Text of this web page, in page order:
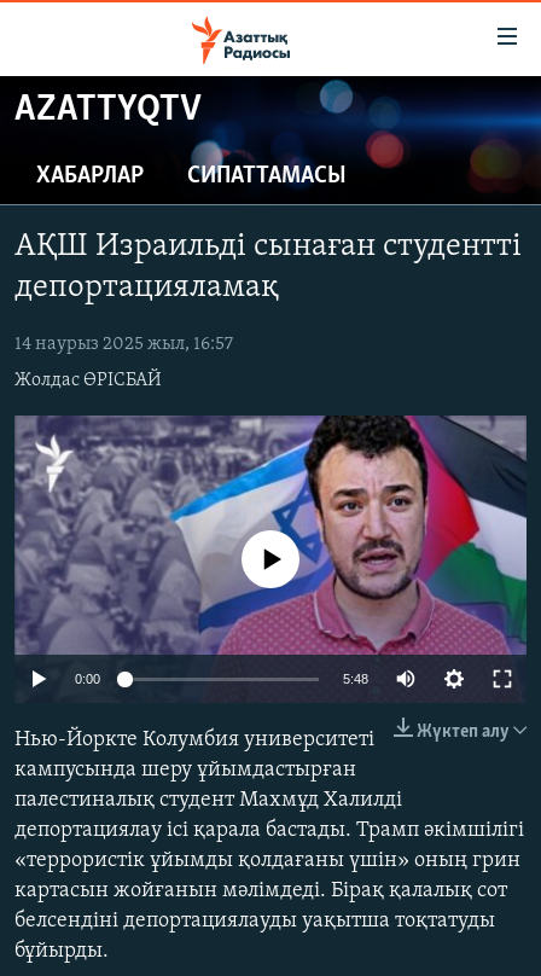
Skip
to
content
to
main
Navigation
Skip
to
ЖАҢАЛЫҚТАР
САЯСАТ
ҚАҢТАР ОҚИҒАСЫ
АДАМ ҚҰҚЫҚТАРЫ
ӘЛЕУМЕТ
ӘЛЕМ
АРНАЙЫ ЖОБАЛАР
Русский
ЖАЗЫЛЫҢЫЗ
Басқа тілдерде
AZATTYQTV
ХАБАРЛАР СИПАТТАМАСЫ
АҚШ Израильді сынаған студентті
депортацияламақ
14 наурыз 2025 жыл, 16:57
Жолдас ӨРІСБАЙ
360p
720p
No media source currently available
0:00 5:48
1080p
Жүктеп алу
Нью-Йоркте Колумбия университеті
кампусында шеру ұйымдастырған
палестиналық студент Махмұд Халилді
депортациялау ісі қарала бастады. Трамп әкімшілігі
«террористік ұйымды қолдағаны үшін» оның грин
картасын жойғанын мәлімдеді. Бірақ қалалық сот
белсендіні депортациялауды уақытша тоқтатуды
бұйырды.